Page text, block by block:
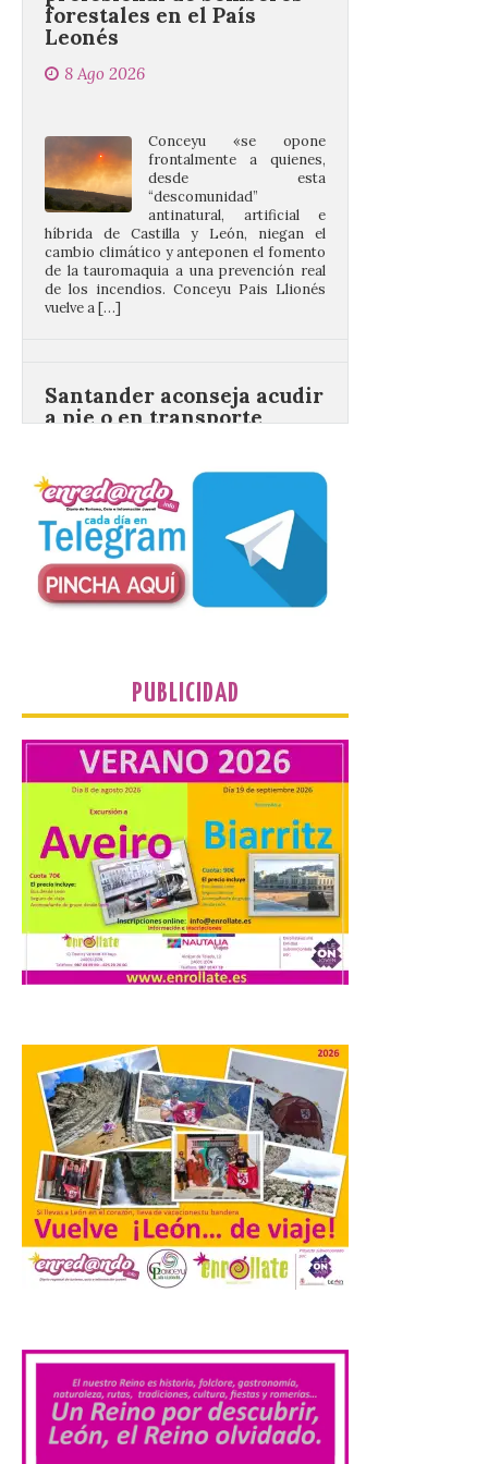
antinatural, artificial e
híbrida de Castilla y León, niegan el
cambio climático y anteponen el fomento
de la tauromaquia a una prevención real
de los incendios. Conceyu Pais Llionés
vuelve a […]
Santander aconseja acudir
vehículo privado para el
eclipse
El TUS cuenta con líneas
que llegan a la zona en
puntos como el faro de
Cabo Mayor, Cueto,
Corbanera o Ciriego y
reforzará la movilidad con un servicio
Turismo de Extremadura
impulsa nuevas
iniciativas relacionadas
con el trío de eclipses para
afianzar a Extremadura
como referente en
astroturismo
8 Ago 2026
Extremadura cuenta con
uno de los cielos
natural que permite disfrutar de
actividades de astroturismo durante todo
el año. La Dirección General de Turismo
ha puesto en marcha diversas iniciativas
relacionadas […]
Cabárceno prepara tres
enclaves privilegiados
desde los que divisar el
eclipse solar del 12 de
El parque amplía su
horario y refuerza los
transportes y la
PUBLICIDAD